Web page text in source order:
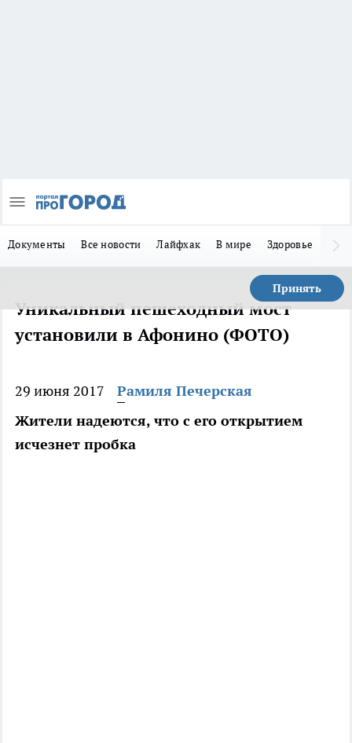
Документы Все новости Лайфхак В мире Здоровье
Принять
Уникальный пешеходный мост
установили в Афонино (ФОТО)
29 июня 2017
Рамиля Печерская
Жители надеются, что с его открытием
исчезнет пробка